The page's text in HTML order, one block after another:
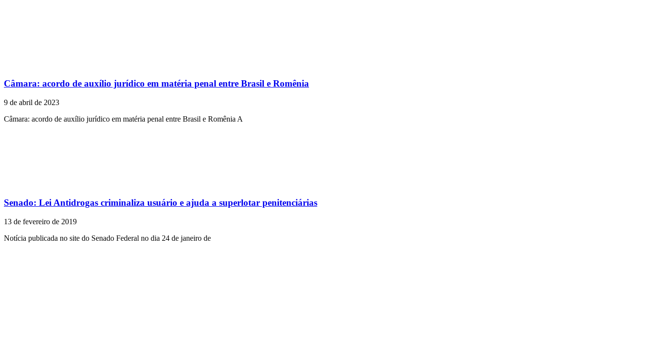
Câmara: acordo de auxílio jurídico em matéria penal entre Brasil e Romênia
9 de abril de 2023
Câmara: acordo de auxílio jurídico em matéria penal entre Brasil e Romênia A
Senado: Lei Antidrogas criminaliza usuário e ajuda a superlotar penitenciárias
13 de fevereiro de 2019
Notícia publicada no site do Senado Federal no dia 24 de janeiro de